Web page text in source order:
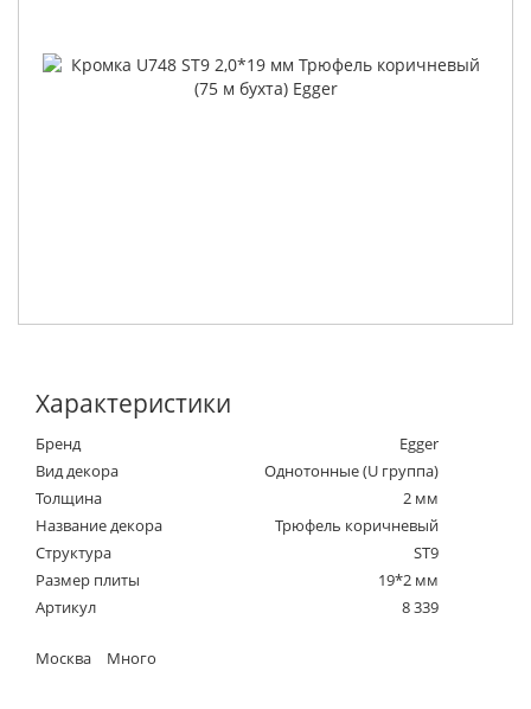
Характеристики
Бренд
Egger
Вид декора
Однотонные (U группа)
Толщина
2 мм
Название декора
Трюфель коричневый
Структура
ST9
Размер плиты
19*2 мм
Артикул
8 339
Москва Много